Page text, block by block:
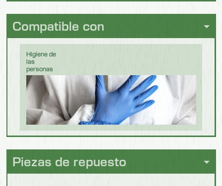
de cerveza
Chocolate
Compatible con
Higiene de
las
personas
Piezas de repuesto